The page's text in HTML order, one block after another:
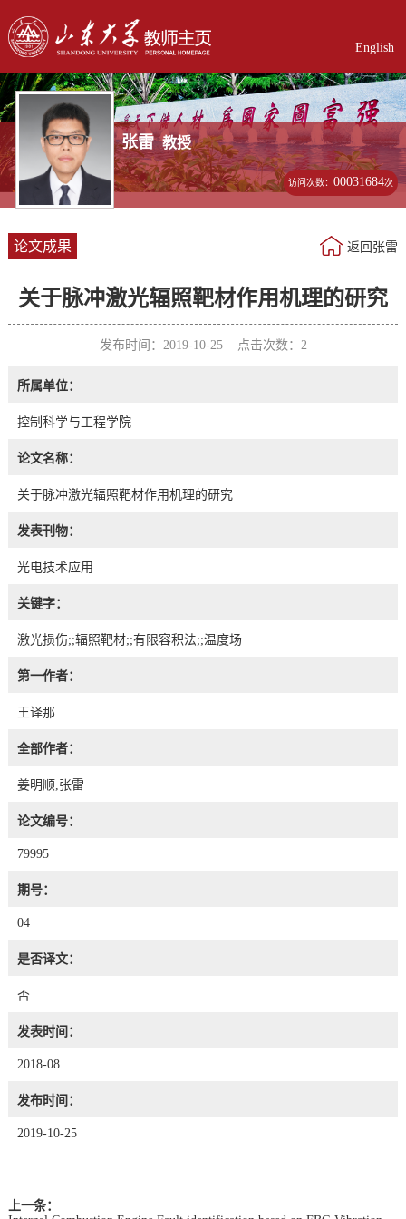
English
张雷 教授
访问次数：00031684次
论文成果 返回张雷
关于脉冲激光辐照靶材作用机理的研究
发布时间：2019-10-25 点击次数： 2
所属单位：
控制科学与工程学院
论文名称：
关于脉冲激光辐照靶材作用机理的研究
发表刊物：
光电技术应用
关键字：
激光损伤;;辐照靶材;;有限容积法;;温度场
第一作者：
王译那
全部作者：
姜明顺,张雷
论文编号：
79995
期号：
04
是否译文：
否
发表时间：
2018-08
发布时间：
2019-10-25
上一条：